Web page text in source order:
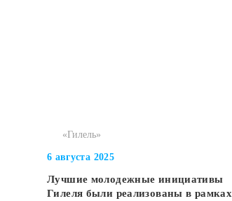
«Гилель»
6 августа 2025
Лучшие молодежные инициативы
Гилеля были реализованы в рамках